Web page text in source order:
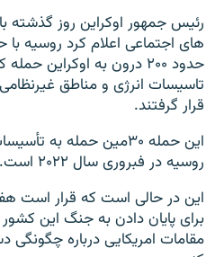
720p
1080p
رئیس جمهور اوکراین روز گذشته
حدود ۲۰۰ درون به
تاسیسات انرژی و مناطق
قرار گرفتند.
این حمله ۳۰مین حمله به
روسیه در فبروری سال ۲۰۲۲ است.
این در حالی است که قرار است
برای پایان دادن به جنگ این
مقامات امریکایی درباره چگونگی